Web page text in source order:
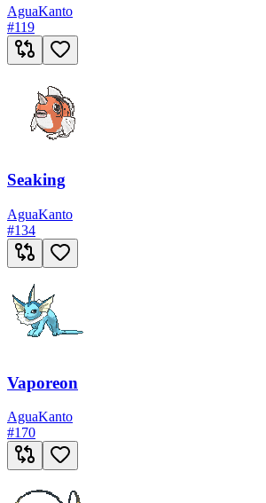
AguaKanto
#119
Seaking
AguaKanto
#134
Vaporeon
AguaKanto
#170